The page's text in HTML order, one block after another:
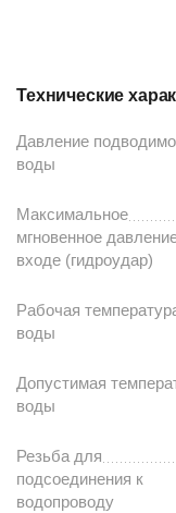
Технические
Давление
воды
Максимальное
мгновенное
входе (гидроудар)
Рабочая
воды
Допустимая
воды
Резьба для
подсоединения к
водопроводу